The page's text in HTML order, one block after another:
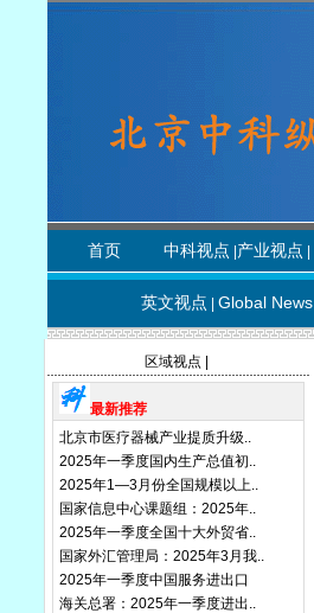
首页 中科视点 产业视点
英文视点 Global News
区域视点
最新推荐
北京市医疗器械产业提质升级..
2025年一季度国内生产总值初..
2025年1—3月份全国规模以上..
国家信息中心课题组：2025年..
2025年一季度全国十大外贸省..
国家外汇管理局：2025年3月我..
2025年一季度中国服务进出口
海关总署：2025年一季度进出..